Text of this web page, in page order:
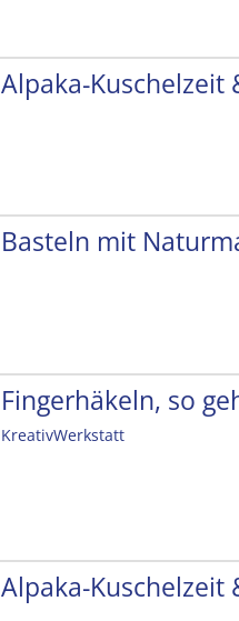
Alpaka-
Basteln mit
Fingerhäkeln, so
KreativWerkstatt
Alpaka-